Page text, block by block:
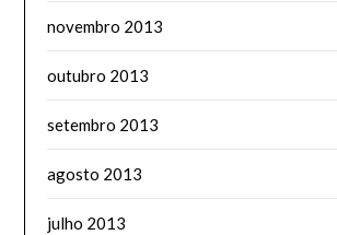
novembro 2013
outubro 2013
setembro 2013
agosto 2013
julho 2013